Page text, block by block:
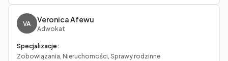
VA Veronica Afewu
Adwokat
Specjalizacje:
Zobowiązania, Nieruchomości, Sprawy rodzinne